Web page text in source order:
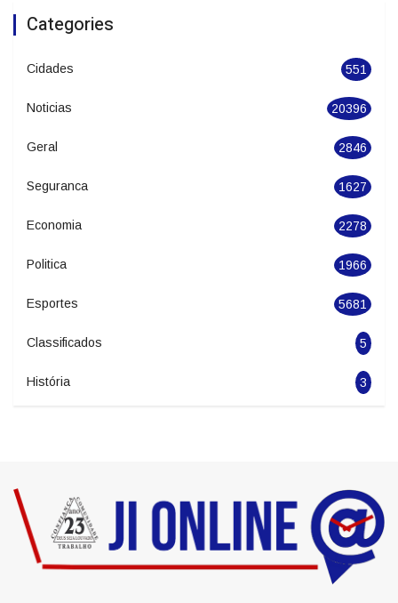
e temporais isolados em Santa Catarina
Categories
Cidades 551
Noticias 20396
Geral 2846
Seguranca 1627
Economia 2278
Politica 1966
Esportes 5681